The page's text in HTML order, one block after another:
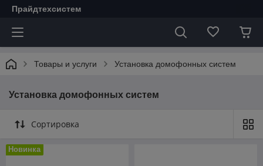
Прайдтехсистем
Товары и услуги Установка домофонных систем
Установка домофонных систем
Сортировка
Новинка